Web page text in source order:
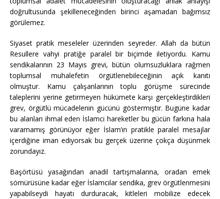
doğrultusunda şekilleneceğinden birinci aşamadan bağımsız
görülemez.
Siyaset pratik meseleler üzerinden seyreder. Allah da bütün
Resullere vahyi pratiğe paralel bir biçimde iletiyordu. Kamu
sendikalarının 23 Mayıs grevi, bütün olumsuzluklara rağmen
toplumsal muhalefetin örgütlenebileceğinin açık kanıtı
olmuştur. Kamu çalışanlarının toplu görüşme sürecinde
taleplerini yerine getirmeyen hükümete karşı gerçekleştirdikleri
grev, örgütlü mücadelenin gücünü göstermiştir. Bugüne kadar
bu alanları ihmal eden İslamcı hareketler bu gücün farkına hala
varamamış görünüyor eğer İslam’ın pratikle paralel mesajlar
içerdiğine iman ediyorsak bu gerçek üzerine çokça düşünmek
zorundayız.
Başörtüsü yasağından anadil tartışmalarına, oradan emek
sömürüsüne kadar eğer İslamcılar sendika, grev örgütlenmesini
yapabilseydi hayatı durduracak, kitleleri mobilize edecek